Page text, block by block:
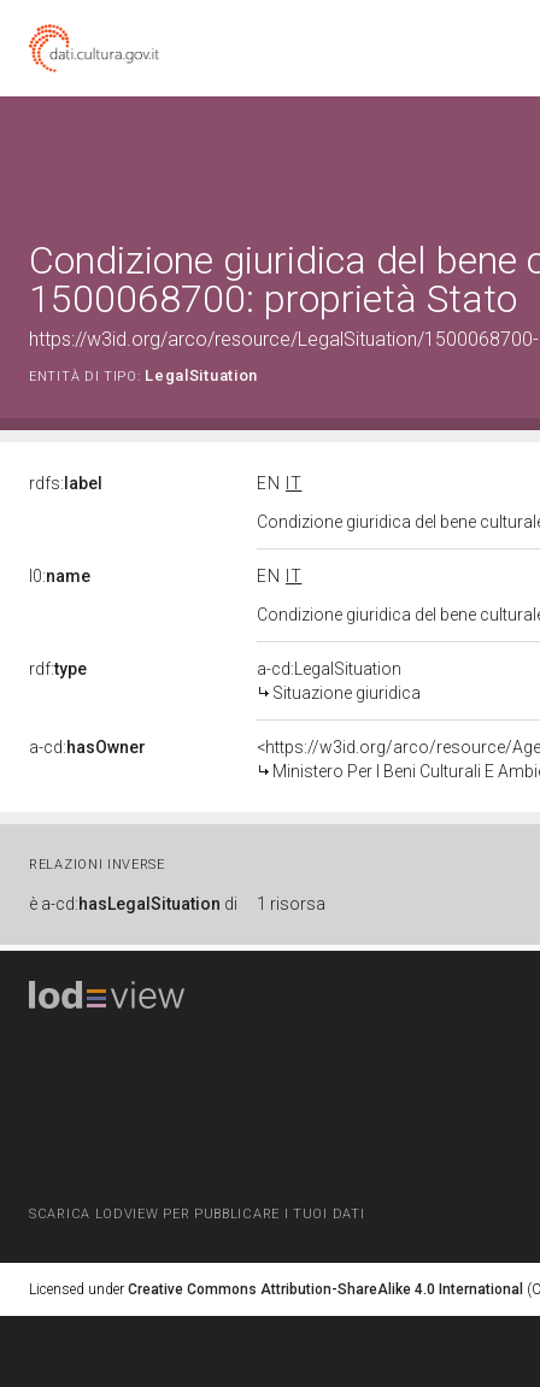
Condizione giuridica del bene
1500068700: proprietà Stato
https://w3id.org/arco/resource/LegalSituation/
ENTITÀ DI TIPO: LegalSituation
rdfs: label EN
IT
Condizione giuridica del bene
l0:name EN
IT
Condizione giuridica del bene
rdf:type
a-cd:LegalSituation
Situazione giuridica
a-cd:hasOwner
<https://w3id.org/arco/resource/
Ministero Per I Beni Culturali E
RELAZIONI INVERSE
è a-cd:hasLegalSituation di 1 risorsa
SCARICA LODVIEW PER PUBBLICARE I TUOI DATI
Licensed under Creative Commons Attribution-ShareAlike 4.0 International